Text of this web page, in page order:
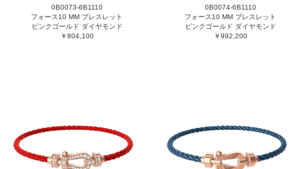
0B0073-6B1110
フォース10 MM ブレスレット
ピンクゴールド ダイヤモンド
￥804,100
0B0074-6B1110
フォース10 MM ブレスレット
ピンクゴールド ダイヤモンド
￥992,200